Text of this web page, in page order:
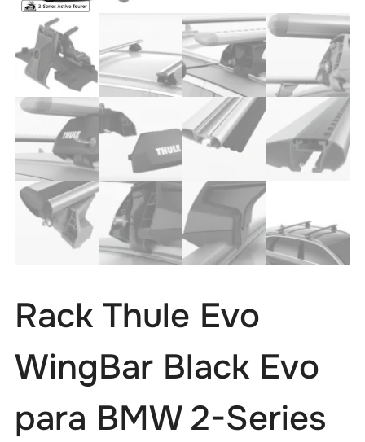
Rack Thule Evo
WingBar Black Evo
para BMW 2-Series